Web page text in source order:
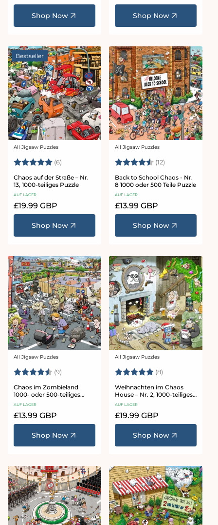
Preis
Shop Now
Preis
Shop Now
Bestseller
Anbieter:
All Jigsaw Puzzles
Bewertung:(6) 5.0 von 5 Sternen
Chaos auf der Straße – Nr.
13, 1000-teiliges Puzzle
AUF LAGER
Normaler
Preis
£19.99 GBP
Shop Now
Anbieter:
All Jigsaw Puzzles
Bewertung:(12)
Back to School Chaos - Nr.
8 1000 oder 500 Teile Puzzle
AUF LAGER
Normaler
Preis
£13.99 GBP
Shop Now
Anbieter:
All Jigsaw Puzzles
Bewertung:(9) 4.9 von 5 Sternen
Chaos im Zombieland
1000- oder 500-teiliges
Puzzle – Chaos Nr. 22
AUF LAGER
Normaler
Preis
£13.99 GBP
Shop Now
Anbieter:
All Jigsaw Puzzles
Bewertung:(8)
Weihnachten im Chaos
House – Nr. 2, 1000-teiliges
Puzzle
AUF LAGER
Normaler
Preis
£19.99 GBP
Shop Now